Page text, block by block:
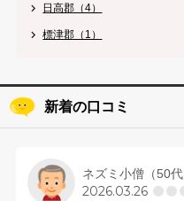
日高郡（4）
標津郡（1）
新着の口コミ
ネズミ小僧（50代
2026.03.26